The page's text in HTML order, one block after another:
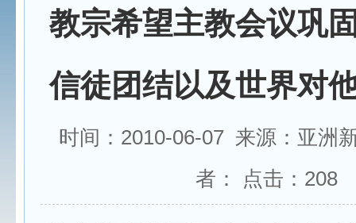
教宗希望主教会议巩
信徒团结以及世界对
时间：2010-06-07 来源：亚洲
者： 点击： 208